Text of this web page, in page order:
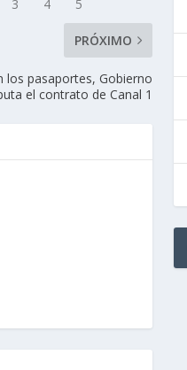
PRÓXIMO
los pasaportes, Gobierno
el contrato de Canal 1